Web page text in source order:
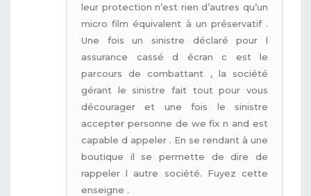
leur protection n’est rien d’autres qu’un
micro film équivalent à un préservatif .
Une fois un sinistre déclaré pour l
assurance cassé d écran c est le
parcours de combattant , la société
gérant le sinistre fait tout pour vous
décourager et une fois le sinistre
accepter personne de we fix n and est
capable d appeler . En se rendant à une
boutique il se permette de dire de
rappeler l autre société. Fuyez cette
enseigne .